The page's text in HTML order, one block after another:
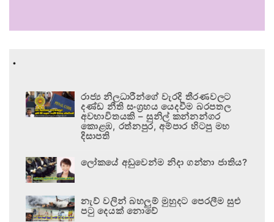
.
රාජ්‍ය නිලධාරීන්ගේ වැරදි තීරණවලට
දණ්ඩ නීති සංග්‍රහය යෙදවීම බරපතල
අවභාවිතයකි – සුනිල් කන්නන්ගර
කොළඹ, රත්නපුර, අම්පාර හිටපු මහ
දිසාපති
ලෝකයේ අඩුවෙන්ම නිදා ගන්නා ජාතිය?
නැව් වලින් බහලුම් මුහුදට පෙරලීම සුළු
පටු දෙයක් නොවේ